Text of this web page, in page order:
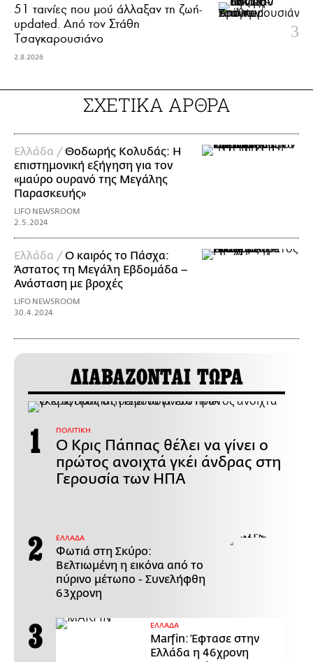
51 ταινίες που μού άλλαξαν τη ζωή-
updated. Aπό τον Στάθη
Τσαγκαρουσιάνο
2.8.2026
ΣΧΕΤΙΚΑ ΑΡΘΡΑ
Ελλάδα /Θοδωρής Κολυδάς: Η
επιστημονική εξήγηση για τον
«μαύρο ουρανό της Μεγάλης
Παρασκευής»
LIFO NEWSROOM
2.5.2024
Ελλάδα /Ο καιρός το Πάσχα:
Άστατος τη Μεγάλη Εβδομάδα –
Ανάσταση με βροχές
LIFO NEWSROOM
30.4.2024
ΔΙΑΒΑΖΟΝΤΑΙ ΤΩΡΑ
ΠΟΛΙΤΙΚΗ
Ο Κρις Πάππας θέλει να γίνει ο
πρώτος ανοιχτά γκέι άνδρας στη
Γερουσία των ΗΠΑ
ΕΛΛΑΔΑ
Φωτιά στη Σκύρο:
Βελτιωμένη η εικόνα από το
πύρινο μέτωπο - Συνελήφθη
63χρονη
ΕΛΛΑΔΑ
Marfin: Έφτασε στην
Ελλάδα η 46χρονη